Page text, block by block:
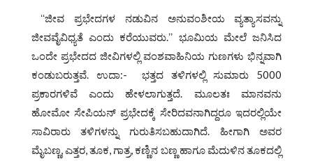
ʻʻಜೀವ ಪ್ರಭೇದಗಳ ನಡುವಿನ ಅನುವಂಶೀಯ ವ್ಯತ್ಯಾಸವನ್ನು
ಜೀವವೈವಿಧ್ಯತೆ ಎಂದು ಕರೆಯುವರು.ʼʼ ಭೂಮಿಯ ಮೇಲೆ ಜನಿಸಿದ
ಒಂದೇ ಪ್ರಭೇದದ ಜೀವಿಗಳಲ್ಲಿ ವಂಶವಾಹಿನಿಯ ಗುಣಗಳು ಭಿನ್ನವಾಗಿ
ಕಂಡುಬರುತ್ತವೆ. ಉದಾ:- ಭತ್ತದ ತಳಿಗಳಲ್ಲಿ ಸುಮಾರು 5000
ಪ್ರಕಾರಗಳಿವೆ ಎಂದು ಹೇಳಲಾಗುತ್ತದೆ. ಮೂಲತಃ ಮಾನವನು
ಹೋಮೋ ಸೇಪಿಯನ್‌ ಪ್ರಭೇದಕ್ಕೆ ಸೇರಿದವನಾಗಿದ್ದರೂ ಇದರಲ್ಲಿಯೇ
ಸಾವಿರಾರು ತಳಿಗಳನ್ನು ಗುರುತಿಸಬಹುದಾಗಿದೆ. ಹೀಗಾಗಿ ಅವರ
ಮೈಬಣ್ಣ, ಎತ್ತರ, ತೂಕ, ಗಾತ್ರ, ಕಣ್ಣಿನ ಬಣ್ಣ ಹಾಗೂ ಮೆದುಳಿನ ತೂಕದಲ್ಲಿ